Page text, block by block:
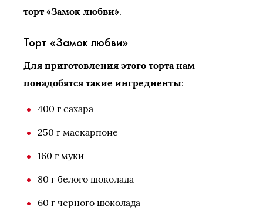
торт «Замок любви».
Торт «Замок любви»
Для приготовления этого торта нам
понадобятся такие ингредиенты:
400 г сахара
250 г маскарпоне
160 г муки
80 г белого шоколада
60 г черного шоколада